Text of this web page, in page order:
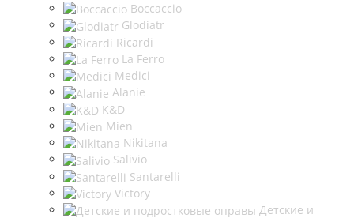
Boccaccio
Glodiatr
Ricardi
La Ferro
Medici
Alanie
K&D
Mien
Nikitana
Salivio
Santarelli
Victory
Детские и